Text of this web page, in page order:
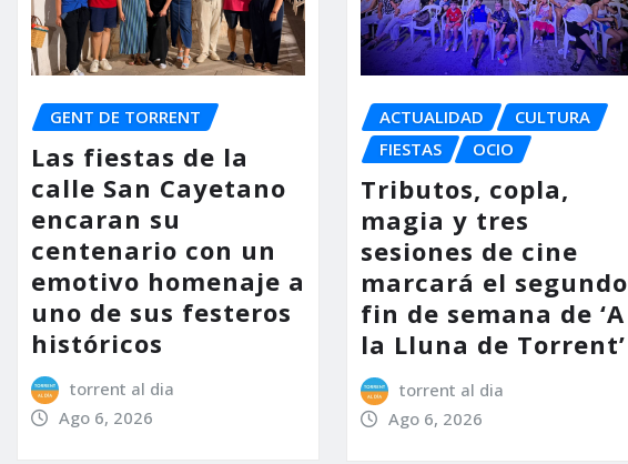
GENT DE TORRENT
Las fiestas de la
calle San Cayetano
encaran su
centenario con un
emotivo homenaje a
uno de sus festeros
históricos
torrent al dia
Ago 6, 2026
ACTUALIDAD
CULTURA
FIESTAS
OCIO
Tributos, copla,
magia y tres
sesiones de cine
marcará el segundo
fin de semana de ‘A
la Lluna de Torrent’
torrent al dia
Ago 6, 2026